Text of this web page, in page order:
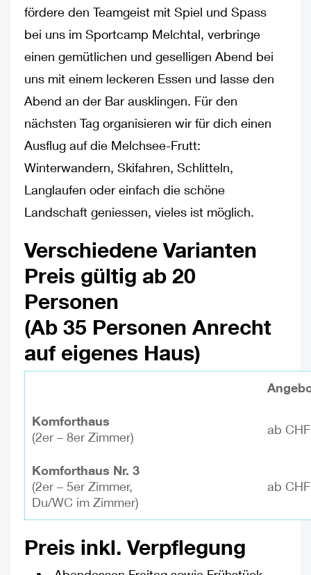
fördere den Teamgeist mit Spiel und Spass
bei uns im Sportcamp Melchtal, verbringe
einen gemütlichen und geselligen Abend bei
uns mit einem leckeren Essen und lasse den
Abend an der Bar ausklingen. Für den
nächsten Tag organisieren wir für dich einen
Ausflug auf die Melchsee-Frutt:
Winterwandern, Skifahren, Schlitteln,
Langlaufen oder einfach die schöne
Landschaft geniessen, vieles ist möglich.
Verschiedene Varianten
Preis gültig ab 20
Personen
(Ab 35 Personen Anrecht
auf eigenes Haus)
Komforthaus
(2er – 8er Zimmer)
ab
Komforthaus Nr. 3
(2er – 5er Zimmer,
Du/WC im Zimmer)
ab
Preis inkl. Verpflegung